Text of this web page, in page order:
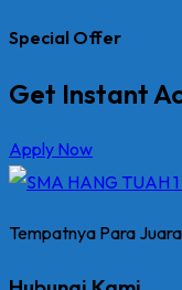
Special Offer
Get Instant
Apply Now
Tempatnya Para Juara